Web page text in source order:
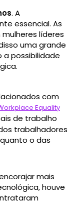
. A
essencial. As
líderes
uma grande
a possibilidade
com
Equality
de trabalho
trabalhadores
o das
mais
houve